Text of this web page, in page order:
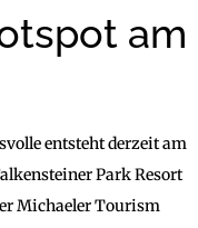
am
entsteht derzeit am
Park Resort
Michaeler Tourism